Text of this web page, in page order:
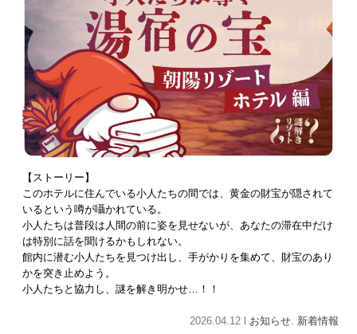
【ストーリー】
このホテルに住んでいる小人たちの間では、黄金の財宝が隠されて
いるという噂が囁かれている。
小人たちは普段は人間の前に姿を見せないが、あなたの滞在中だけ
は特別に話を聞けるかもしれない。
館内に潜む小人たちを見つけ出し、手がかりを集めて、財宝のあり
かを突き止めよう。
小人たちと協力し、謎を解き明かせ…！！
2026.04.12 l お知らせ. 新着情報